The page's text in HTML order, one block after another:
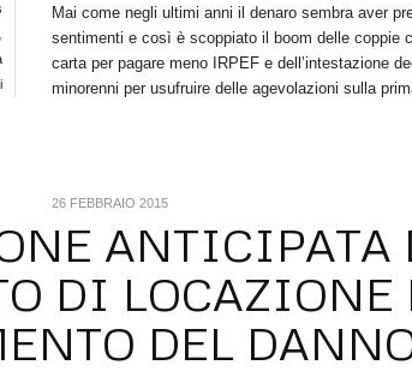
,
Mai come negli ultimi anni il denaro sembra aver
sentimenti e così è scoppiato il boom delle coppie
carta per pagare meno IRPEF e dell’intestazione
minorenni per usufruire delle agevolazioni sulla
ANTICIPATA
DI LOCAZIONE
DEL
26 FEBBRAIO 2015